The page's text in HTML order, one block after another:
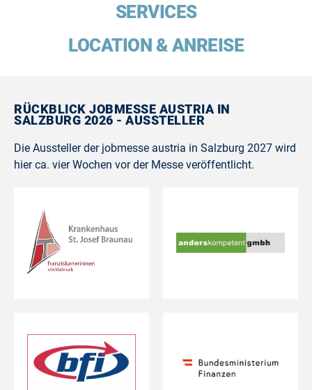
SERVICES
LOCATION & ANREISE
RÜCKBLICK JOBMESSE AUSTRIA IN
SALZBURG 2026 - AUSSTELLER
Die Aussteller der jobmesse austria in Salzburg 2027 wird
hier ca. vier Wochen vor der Messe veröffentlicht.